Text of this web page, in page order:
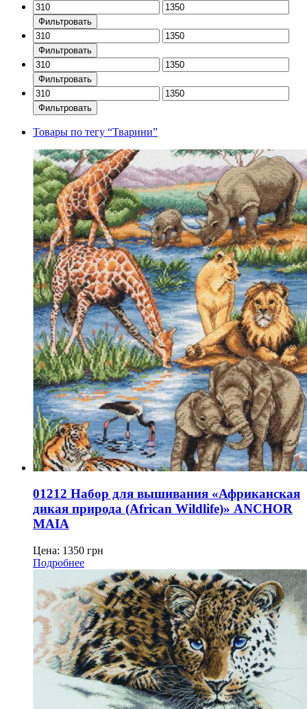
Фильтровать
Фильтровать
Фильтровать
Фильтровать
Товары по тегу “Тварини”
01212 Набор для вышивания «Африканская
дикая природа (African Wildlife)» ANCHOR
MAIA
Цена: 1350 грн
Подробнее